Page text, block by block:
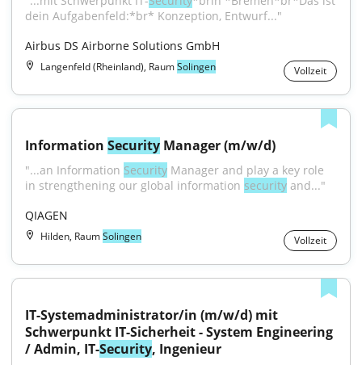
dein Aufgabenfeld:*br* Konzeption, Entwurf..."
Airbus DS Airborne Solutions GmbH
Langenfeld (Rheinland), RaumSolingen Vollzeit
Information Security Manager (m/w/d)
"...an Information Security Manager and play a key role
in strengthening our global information security and..."
QIAGEN
Hilden, RaumSolingen Vollzeit
IT-Systemadministrator/in (m/w/d) mit
Schwerpunkt IT-Sicherheit - System Engineering
/ Admin, IT-Security, Ingenieur